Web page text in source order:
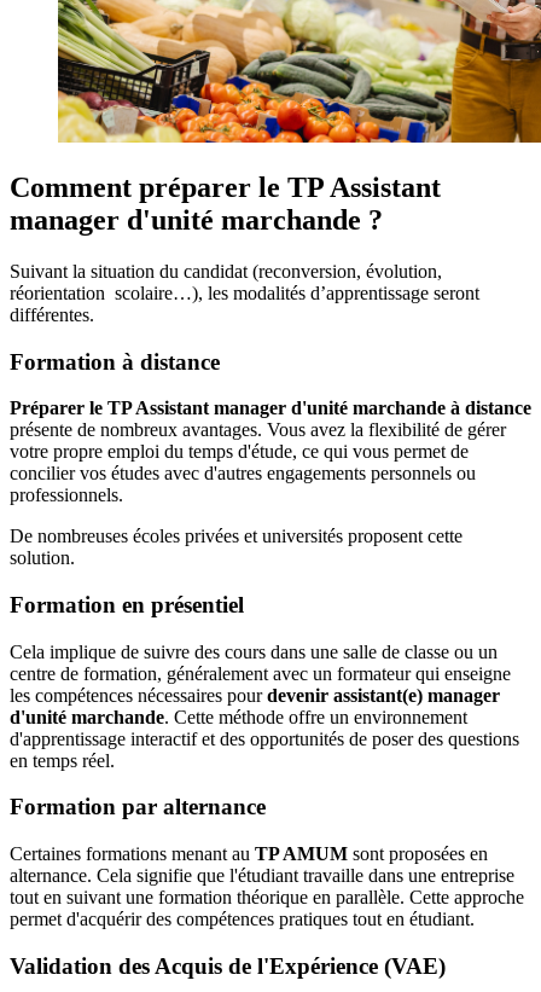
Comment préparer le TP Assistant
manager d'unité marchande ?
Suivant la situation du candidat (reconversion, évolution,
réorientation scolaire…), les modalités d’apprentissage seront
différentes.
Formation à distance
Préparer le TP Assistant manager d'unité marchande à distance
présente de nombreux avantages. Vous avez la flexibilité de gérer
votre propre emploi du temps d'étude, ce qui vous permet de
concilier vos études avec d'autres engagements personnels ou
professionnels.
De nombreuses écoles privées et universités proposent cette
solution.
Formation en présentiel
Cela implique de suivre des cours dans une salle de classe ou un
centre de formation, généralement avec un formateur qui enseigne
les compétences nécessaires pourdevenir assistant(e) manager
d'unité marchande. Cette méthode offre un environnement
d'apprentissage interactif et des opportunités de poser des questions
en temps réel.
Formation par alternance
Certaines formations menant au TP AMUM sont proposées en
alternance. Cela signifie que l'étudiant travaille dans une entreprise
tout en suivant une formation théorique en parallèle. Cette approche
permet d'acquérir des compétences pratiques tout en étudiant.
Validation des Acquis de l'Expérience (VAE)